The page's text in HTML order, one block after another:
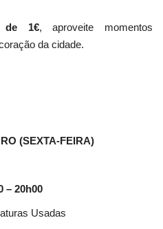
de 1€, aproveite momentos
da cidade.
(SEXTA-FEIRA)
– 20h00
Usadas